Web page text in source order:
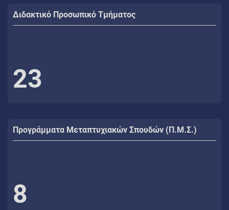
Διδακτικό Προσωπικό Τμήματος
23
Προγράμματα Μεταπτυχιακών Σπουδών (Π.Μ.Σ.)
8